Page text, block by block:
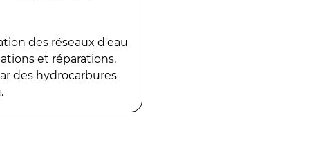
des réseaux d'eau
et réparations.
des hydrocarbures